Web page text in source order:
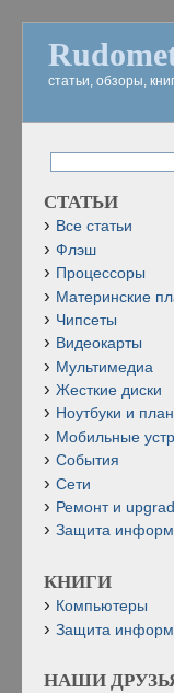
статьи, обзоры,
СТАТЬИ
Все статьи
Флэш
Процессоры
Материнские
Чипсеты
Видеокарты
Мультимедиа
Жесткие диски
Ноутбуки и
Мобильные
События
Сети
Ремонт и
Защита
КНИГИ
Компьютеры
Защита
НАШИ